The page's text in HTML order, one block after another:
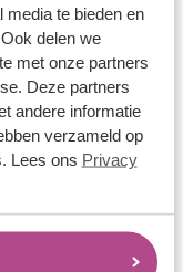
te bieden en
delen we
met onze partners
Deze partners
andere informatie
verzameld op
Lees ons Privacy